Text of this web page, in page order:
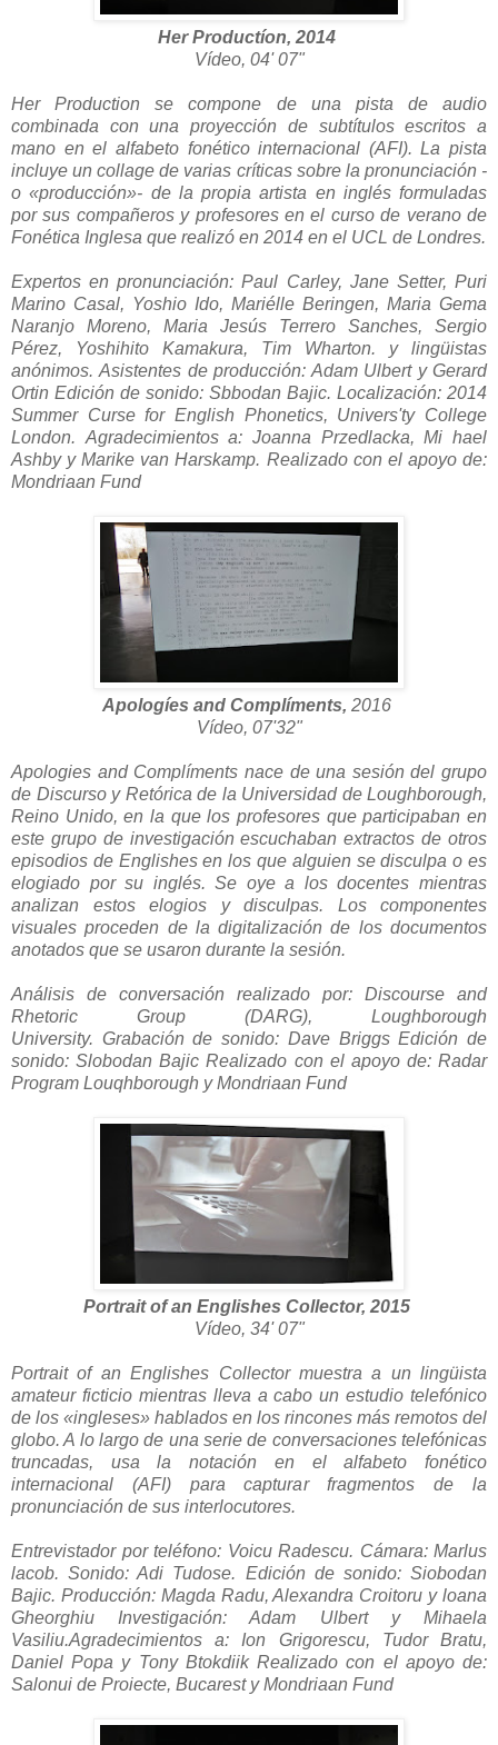
Her Productíon, 2014
Vídeo, 04' 07"
Her Production se compone de una pista de audio
combinada con una proyección de subtítulos escritos a
mano en el alfabeto fonético internacional (AFI). La pista
incluye un collage de varias críticas sobre la pronunciación -
o «producción»- de la propia artista en inglés formuladas
por sus compañeros y profesores en el curso de verano de
Fonética Inglesa que realizó en 2014 en el UCL de Londres.
Expertos en pronunciación: Paul Carley, Jane Setter, Puri
Marino Casal, Yoshio Ido, Mariélle Beringen, Maria Gema
Naranjo Moreno, Maria Jesús Terrero Sanches, Sergio
Pérez, Yoshihito Kamakura, Tim Wharton. y lingüistas
anónimos.Asistentes de producción: Adam Ulbert y Gerard
Ortin Edición de sonido: Sbbodan Bajic. Localización: 2014
Summer Curse for English Phonetics, Univers'ty College
London. Agradecimientos a: Joanna Przedlacka, Mi hael
Ashby y Marike van Harskamp. Realizado con el apoyo de:
Mondriaan Fund
Apologíes and Complíments, 2016
Vídeo, 07'32"
Apologies and Complíments nace de una sesión del grupo
de Discurso y Retórica de la Universidad de Loughborough,
Reino Unido, en la que los profesores que participaban en
este grupo de investigación escuchaban extractos de otros
episodios de Englishes en los que alguien se disculpa o es
elogiado por su inglés. Se oye a los docentes mientras
analizan estos elogios y disculpas. Los componentes
visuales proceden de la digitalización de los documentos
anotados que se usaron durante la sesión.
Análisis de conversación realizado por: Discourse and
Rhetoric Group (DARG), Loughborough
University. Grabación de sonido: Dave Briggs Edición de
sonido: Slobodan Bajic Realizado con el apoyo de: Radar
Program Louqhborough y Mondriaan Fund
Portrait of an Englishes Collector, 2015
Vídeo, 34' 07"
Portrait of an Englishes Collector muestra a un lingüista
amateur ficticio mientras lleva a cabo un estudio telefónico
de los «ingleses» hablados en los rincones más remotos del
globo. A lo largo de una serie de conversaciones telefónicas
truncadas, usa la notación en el alfabeto fonético
internacional (AFI) para capturar fragmentos de la
pronunciación de sus interlocutores.
Entrevistador por teléfono: Voicu Radescu. Cámara: Marlus
lacob.Sonido: Adi Tudose. Edición de sonido: Siobodan
Bajic. Producción: Magda Radu, Alexandra Croitoru y loana
Gheorghiu Investigación: Adam Ulbert y Mihaela
Vasiliu.Agradecimientos a: Ion Grigorescu, Tudor Bratu,
Daniel Popa y Tony Btokdiik Realizado con el apoyo de:
Salonui de Proiecte, Bucarest y Mondriaan Fund